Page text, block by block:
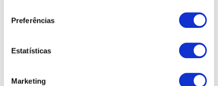
Preferências
Estatísticas
Marketing